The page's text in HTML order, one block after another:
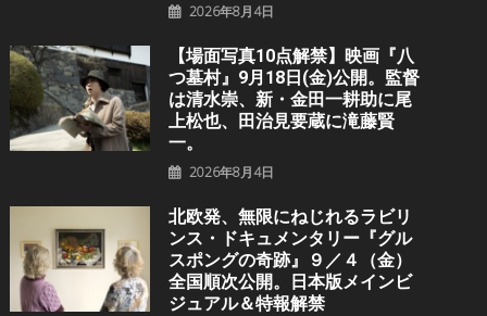
2026年8月4日
【場面写真10点解禁】映画『八
つ墓村』9月18日(金)公開。監督
は清水崇、新・金田一耕助に尾
上松也、田治見要蔵に滝藤賢
一。
2026年8月4日
北欧発、無限にねじれるラビリ
ンス・ドキュメンタリー『グル
スポングの奇跡』９／４（金）
全国順次公開。日本版メインビ
ジュアル＆特報解禁